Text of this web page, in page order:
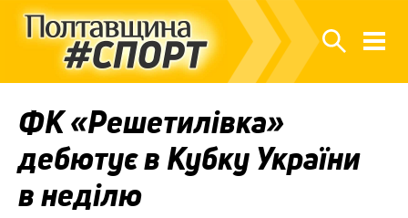
ФК «Решетилівка»
дебютує в Кубку України
в неділю